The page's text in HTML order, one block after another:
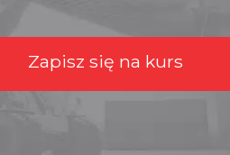
Zapisz się na kurs